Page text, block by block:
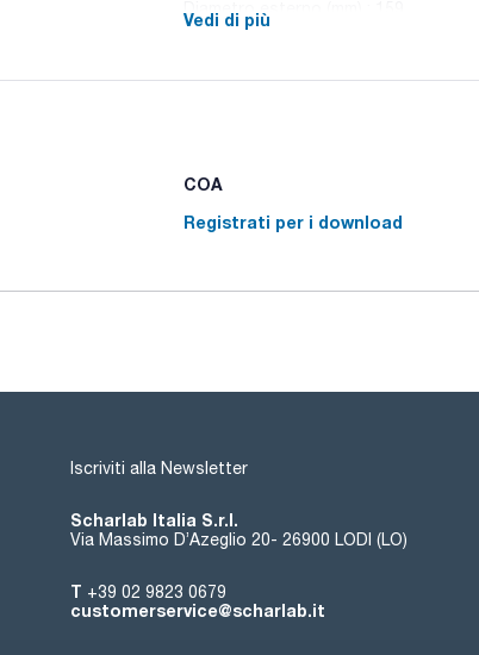
Altezza (mm) : 200
I beaker in TPX® sono
Vedi di più
COA
Registrati per i download
Iscriviti alla Newsletter
Scharlab Italia S.r.l.
Via Massimo D’Azeglio 20- 26900 LODI (LO)
T +39 02 9823 0679
customerservice@scharlab.it